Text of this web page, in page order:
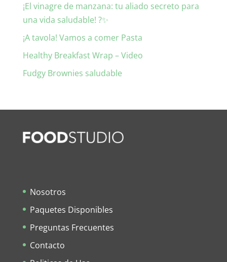
¡El vinagre de manzana: tu aliado secreto para
una vida saludable! ?✨
¡A tavola! Vamos a comer Pasta
Healthy Breakfast Wrap – Video
Fudgy Brownies saludable
Nosotros
Paquetes Disponibles
Preguntas Frecuentes
Contacto